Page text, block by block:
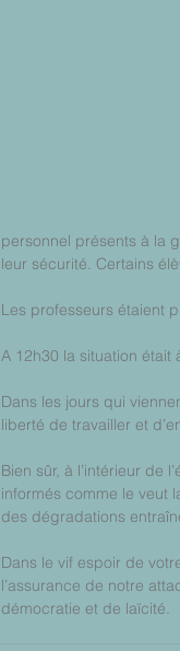
personnel présents à la
leur sécurité. Certains
Les professeurs étaient
A 12h30 la situation était
Dans les jours qui
liberté de travailler et
Bien sûr, à l’intérieur de
informés comme le veut
des dégradations
Dans le vif espoir de
l’assurance de notre
démocratie et de laïcité.